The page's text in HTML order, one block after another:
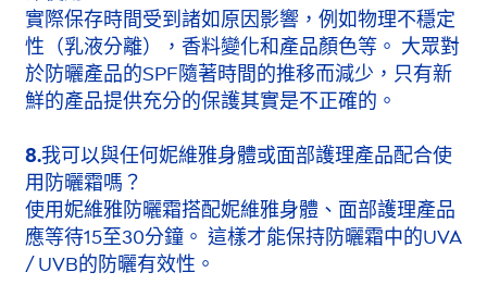
實際保存時間受到諸如原因影響，例如物理不穩定
性（乳液分離），香料變化和產品顏色等。 大眾對
於防曬產品的SPF隨著時間的推移而減少，只有新
鮮的產品提供充分的保護其實是不正確的。
8.我可以與任何妮維雅身體或面部護理產品配合使
用防曬霜嗎？
使用妮維雅防曬霜搭配妮維雅身體、面部護理產品
應等待15至30分鐘。 這樣才能保持防曬霜中的UVA
/ UVB的防曬有效性。